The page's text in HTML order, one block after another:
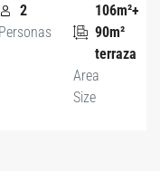
2
Personas
106m²+
90m²
terraza
Area
Size